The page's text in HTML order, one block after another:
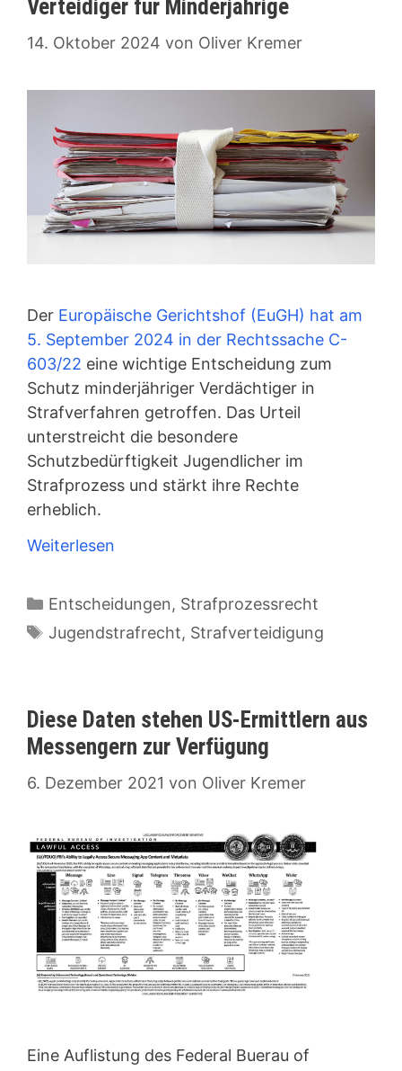
Verteidiger für Minderjährige
14. Oktober 2024 von Oliver Kremer
Der Europäische Gerichtshof (EuGH) hat am
5. September 2024 in der Rechtssache C-
603/22 eine wichtige Entscheidung zum
Schutz minderjähriger Verdächtiger in
Strafverfahren getroffen. Das Urteil
unterstreicht die besondere
Schutzbedürftigkeit Jugendlicher im
Strafprozess und stärkt ihre Rechte
erheblich.
Weiterlesen
Kategorien
Entscheidungen, Strafprozessrecht
Schlagwörter
Jugendstrafrecht, Strafverteidigung
Diese Daten stehen US-Ermittlern aus
Messengern zur Verfügung
6. Dezember 2021 von Oliver Kremer
Eine Auflistung des Federal Buerau of